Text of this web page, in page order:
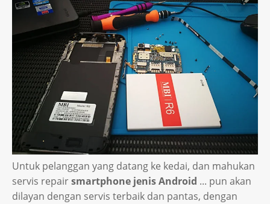
Untuk pelanggan yang datang ke kedai, dan mahukan
servis repairsmartphone jenis Android ... pun akan
dilayan dengan servis terbaik dan pantas, dengan